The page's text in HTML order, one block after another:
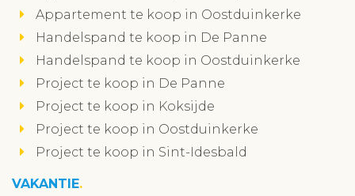
Appartement te koop in Oostduinkerke
Handelspand te koop in De Panne
Handelspand te koop in Oostduinkerke
Project te koop in De Panne
Project te koop in Koksijde
Project te koop in Oostduinkerke
Project te koop in Sint-Idesbald
VAKANTIE